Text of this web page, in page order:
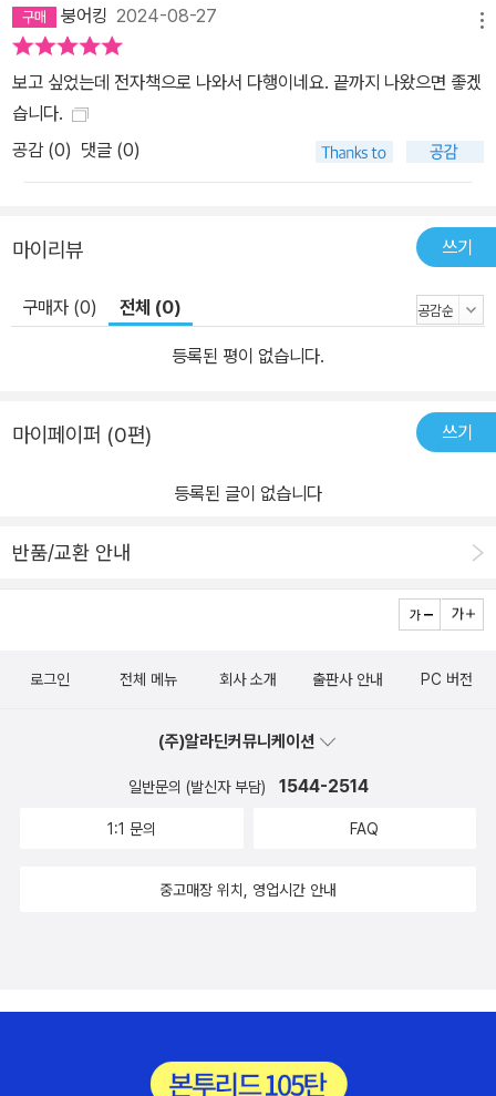
붕어킹 2024-08-27
보고 싶었는데 전자책으로 나와서 다행이네요. 끝까지 나왔으면 좋겠
습니다.
공감 (0) 댓글 (0)
마이리뷰 쓰기
구매자 (0) 전체 (0)
등록된 평이 없습니다.
마이페이퍼 (0편) 쓰기
등록된 글이 없습니다
반품/교환 안내
로그인 전체 메뉴 회사 소개 출판사 안내 PC 버전
(주)알라딘커뮤니케이션
일반문의 (발신자 부담) 1544-2514
1:1 문의 FAQ
중고매장 위치, 영업시간 안내